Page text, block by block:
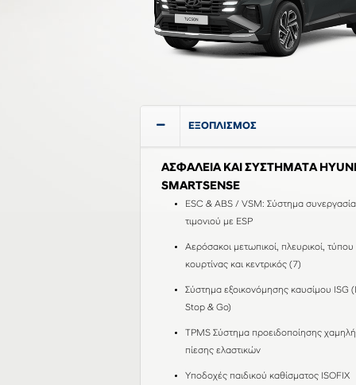
ΕΞΟΠΛΙΣΜΟΣ
ΑΣΦΑΛΕΙΑ ΚΑΙ ΣΥΣΤΗΜΑΤΑ
SMARTSENSE
ESC & ABS / VSM: Σύστημα
τιμονιού με ESP
Αερόσακοι μετωπικοί, πλευρικοί, τύπου
κουρτίνας και κεντρικός (7)
Σύστημα εξοικονόμησης καυσίμου ISG
Stop & Go)
TPMS Σύστημα προειδοποίησης
πίεσης ελαστικών
Υποδοχές παιδικού καθίσματος ISOFIX